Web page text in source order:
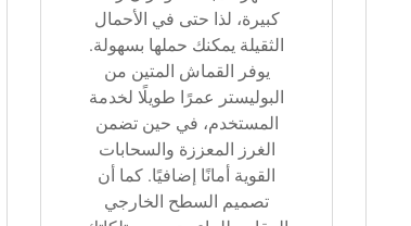
كبيرة، لذا حتى في الأحمال
الثقيلة يمكنك حملها بسهولة.
يوفر القماش المتين من
البوليستر عمرًا طويلًا لخدمة
المستخدم، في حين تضمن
الغرز المعززة والسحابات
القوية أمانًا إضافيًا. كما أن
تصميم السطح الخارجي